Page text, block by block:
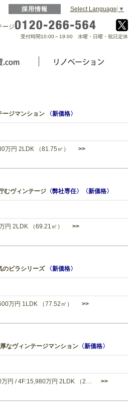
ージ、
採用情報 Select Language ▼
0120-266-564
受付時間10:00～19:00 水曜・日曜・祝日定休
ージマンション 〈新価格〉
万円 2LDK （81.75㎡） >>
むヴィンテージ 〈弊社専任〉〈新価格〉
円 2LDK （69.21㎡） >>
のビラシリーズ 〈新価格〉
万円 1LDK （77.52㎡） >>
なヴィンテージマンション 〈新価格〉
万円 / 4F:15,980万円 2LDK （2… >>